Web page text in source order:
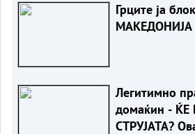
Грците ја
МАКЕДОНИЈА
Легитимно
домаќин -
СТРУЈАТА?